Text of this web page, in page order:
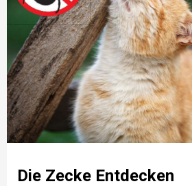
Die Zecke Entdecken